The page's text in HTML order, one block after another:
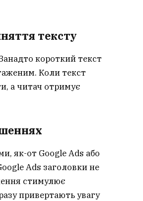
тексту
короткий текст
Коли текст
а читач отримує
як-от Google Ads або
Ads заголовки не
стимулює
привертають увагу